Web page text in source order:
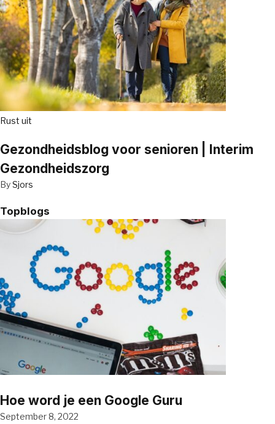
Rust uit
Gezondheidsblog voor senioren | Interim
Gezondheidszorg
BySjors
Topblogs
Hoe word je een Google Guru
September 8, 2022